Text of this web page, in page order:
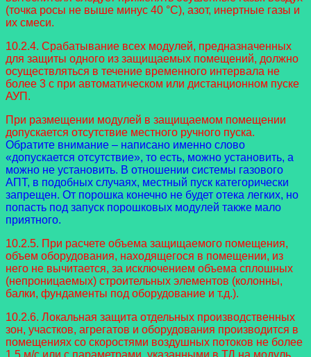
(точка росы не выше минус 40 °C), азот, инертные газы и
их смеси.
10.2.4. Срабатывание всех модулей, предназначенных
для защиты одного из защищаемых помещений, должно
осуществляться в течение временного интервала не
более 3 с при автоматическом или дистанционном пуске
АУП.
При размещении модулей в защищаемом помещении
допускается отсутствие местного ручного пуска.
Обратите внимание – написано именно слово
«допускается отсутствие», то есть, можно установить, а
можно не установить. В отношении системы газового
АПТ, в подобных случаях, местный пуск категорически
запрещен. От порошка конечно не будет отека легких, но
попасть под запуск порошковых модулей также мало
приятного.
10.2.5. При расчете объема защищаемого помещения,
объем оборудования, находящегося в помещении, из
него не вычитается, за исключением объема сплошных
(непроницаемых) строительных элементов (колонны,
балки, фундаменты под оборудование и т.д.).
10.2.6. Локальная защита отдельных производственных
зон, участков, агрегатов и оборудования производится в
помещениях со скоростями воздушных потоков не более
1,5 м/с или с параметрами, указанными в ТД на модуль